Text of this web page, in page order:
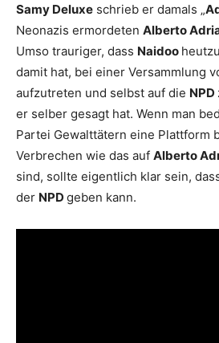
Samy Deluxe schrieb er damals „
Neonazis ermordeten Alberto
Umso trauriger, dass Naidoo
damit hat, bei einer Versammlung
aufzutreten und selbst auf die NPD
er selber gesagt hat. Wenn man
Partei Gewalttätern eine Plattform
Verbrechen wie das auf Alberto
sind, sollte eigentlich klar sein,
der NPD geben kann.